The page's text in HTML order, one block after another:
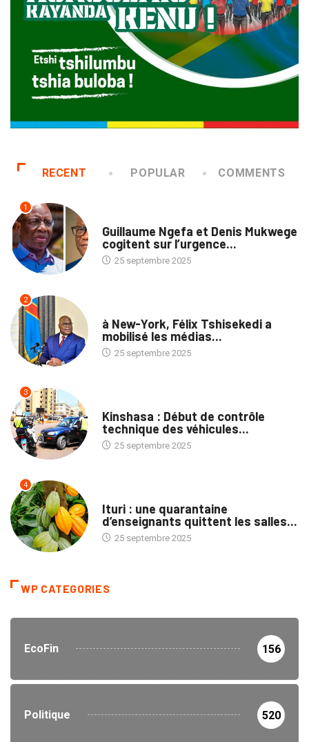
RECENT POPULAR COMMENTS
1
Guillaume Ngefa et Denis Mukwege
cogitent sur l’urgence...
25 septembre 2025
2
à New-York, Félix Tshisekedi a
mobilisé les médias...
25 septembre 2025
3
Kinshasa : Début de contrôle
technique des véhicules...
25 septembre 2025
4
Ituri : une quarantaine
d’enseignants quittent les salles...
25 septembre 2025
WP CATEGORIES
EcoFin 156
Politique 520